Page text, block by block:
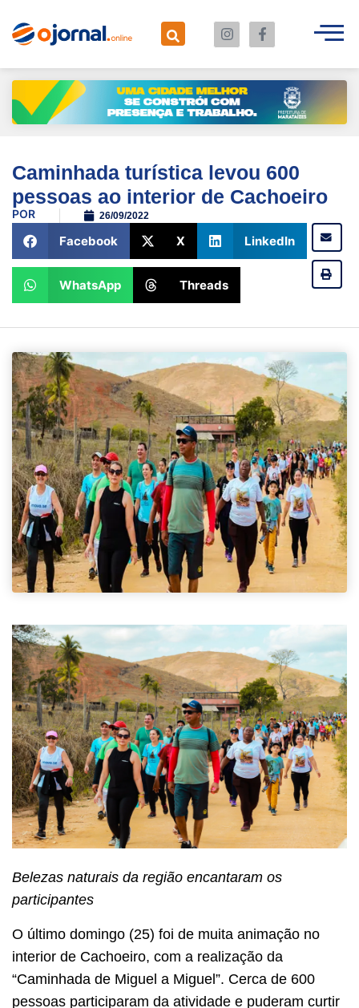
Caminhada turística levou 600
pessoas ao interior de Cachoeiro
POR 26/09/2022
Facebook X LinkedIn
WhatsApp Threads
Belezas naturais da região encantaram os
participantes
O último domingo (25) foi de muita animação no
interior de Cachoeiro, com a realização da
“Caminhada de Miguel a Miguel”. Cerca de 600
pessoas participaram da atividade e puderam curtir